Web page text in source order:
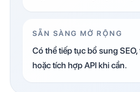
SẴN SÀNG MỞ RỘNG
Có thể tiếp tục bổ sung
hoặc tích hợp API khi cần.